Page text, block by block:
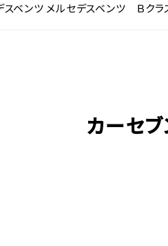
スベンツ メルセデスベンツ Ｂク
カーセ